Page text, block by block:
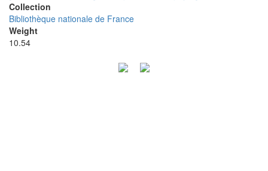
Collection
Bibliothèque nationale de France
Weight
10.54